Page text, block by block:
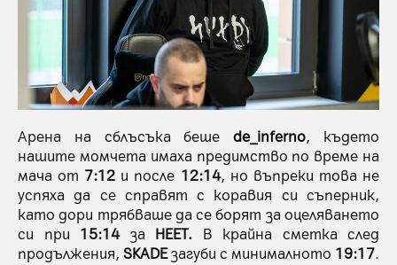
Арена на сблъсъка бешеde_inferno, където
нашите момчета имаха предимство по време на
мача от 7:12 и после 12:14, но въпреки това не
успяха да се справят с коравия си съперник,
като дори трябваше да се борят за оцеляването
си при 15:14за HEET. В крайна сметка след
продължения, SKADEзагуби с минималното 19:17.